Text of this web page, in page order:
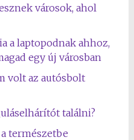
városok, ahol
a laptopodnak ahhoz,
egy új városban
volt az autósbolt
találni?
természetbe